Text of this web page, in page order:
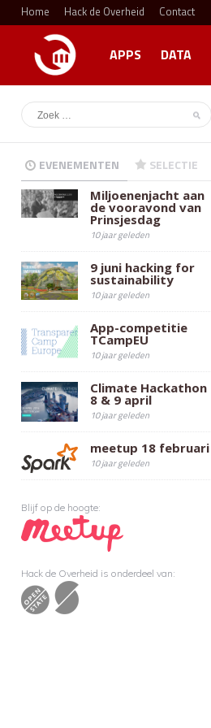
Home Hack de Overheid Contact
APPS DATA
EVENEMENTEN SELECTIE
Miljoenenjacht aan
de vooravond van
Prinsjesdag
10 jaar geleden
9 juni hacking for
sustainability
10 jaar geleden
App-competitie
TCampEU
10 jaar geleden
Climate Hackathon
8 & 9 april
10 jaar geleden
meetup 18 februari
10 jaar geleden
Blijf op de hoogte:
Hack de Overheid is onderdeel van: